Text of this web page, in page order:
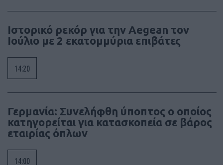
Ιστορικό ρεκόρ για την Aegean τον
Ιούλιο με 2 εκατομμύρια επιβάτες
14:20
Γερμανία: Συνελήφθη ύποπτος ο οποίος
κατηγορείται για κατασκοπεία σε βάρος
εταιρίας όπλων
14:00